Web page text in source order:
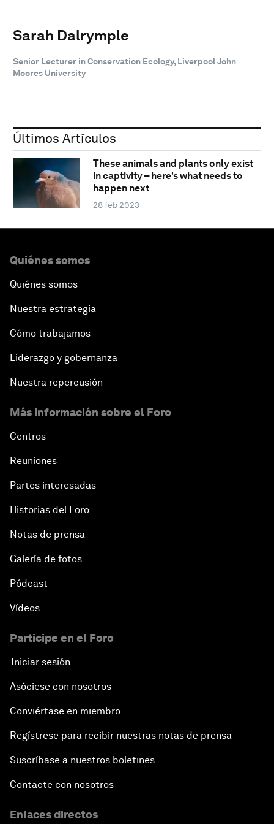
Sarah Dalrymple
Senior Lecturer in Conservation Ecology, Liverpool John
Moores University
Últimos Artículos
These animals and plants only exist
in captivity – here's what needs to
happen next
28 feb 2023
Quiénes somos
Quiénes somos
Nuestra estrategia
Cómo trabajamos
Liderazgo y gobernanza
Nuestra repercusión
Más información sobre el Foro
Centros
Reuniones
Partes interesadas
Historias del Foro
Notas de prensa
Galería de fotos
Pódcast
Vídeos
Participe en el Foro
Iniciar sesión
Asóciese con nosotros
Conviértase en miembro
Regístrese para recibir nuestras notas de prensa
Suscríbase a nuestros boletines
Contacte con nosotros
Enlaces directos